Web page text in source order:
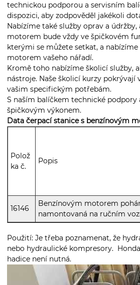
technickou podporou a servisním
dispozici, aby zodpověděl jakékoli
Nabízíme také služby oprav a
motorem bude vždy ve špičkovém
kterými se můžete setkat, a
motorem vašeho nářadí.
Kromě toho nabízíme školicí služby,
nástroje. Naše školicí kurzy
vašim specifickým potřebám.
S naším balíčkem technické
špičkovým výkonem.
Data čerpací stanice s benzínovým
Polož
ka č.
Popis
16146
Benzínovým motorem
namontovaná na ručním
Použití: Je třeba poznamenat, že
nebo hydraulické kompresory.
hadice není nutná.